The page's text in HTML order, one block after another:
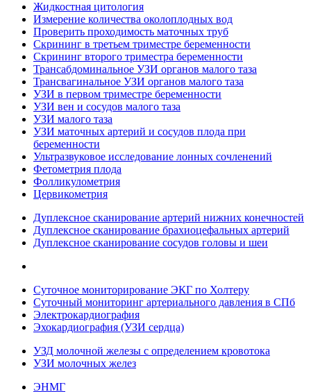
Жидкостная цитология
Измерение количества околоплодных вод
Проверить проходимость маточных труб
Скрининг в третьем триместре беременности
Скрининг второго триместра беременности
Трансабдоминальное УЗИ органов малого таза
Трансвагинальное УЗИ органов малого таза
УЗИ в первом триместре беременности
УЗИ вен и сосудов малого таза
УЗИ малого таза
УЗИ маточных артерий и сосудов плода при
беременности
Ультразвуковое исследование лонных сочленений
Фетометрия плода
Фолликулометрия
Цервикометрия
Дуплексное сканирование артерий нижних конечностей
Дуплексное сканирование брахиоцефальных артерий
Дуплексное сканирование сосудов головы и шеи
Суточное мониторирование ЭКГ по Холтеру
Суточный мониторинг артериального давления в СПб
Электрокардиография
Эхокардиография (УЗИ сердца)
УЗД молочной железы с определением кровотока
УЗИ молочных желез
ЭНМГ